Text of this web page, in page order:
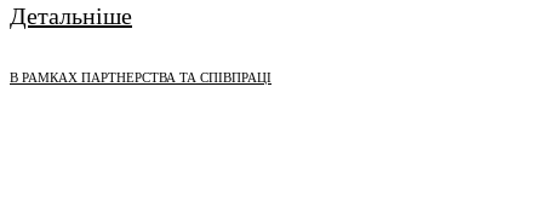
Детальніше
В РАМКАХ ПАРТНЕРСТВА ТА СПІВПРАЦІ